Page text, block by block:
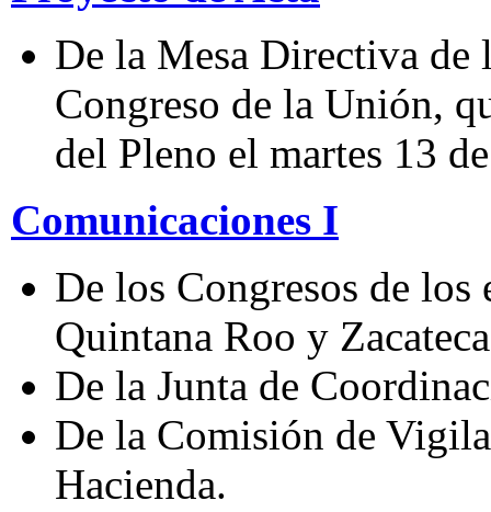
De la Mesa Directiva de
Congreso de la Unión,
del Pleno el martes 13
Comunicaciones I
De los Congresos de los
Quintana Roo y
De la Junta de
De la Comisión de
Hacienda.